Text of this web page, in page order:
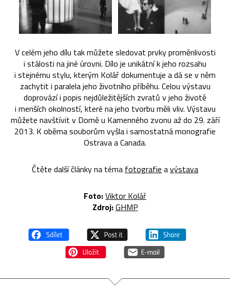
V celém jeho dílu tak můžete sledovat prvky proměnlivosti
i stálosti na jiné úrovni. Dílo je unikátní k jeho rozsahu
i stejnému stylu, kterým Kolář dokumentuje a dá se v něm
zachytit i paralela jeho životního příběhu. Celou výstavu
doprovází i popis nejdůležitějších zvratů v jeho životě
i menších okolností, které na jeho tvorbu měli vliv. Výstavu
můžete navštívit v Domě u Kamenného zvonu až do 29. září
2013. K oběma souborům vyšla i samostatná monografie
Ostrava a Canada.
Čtěte další články na téma fotografie avýstava
Foto:Viktor Kolář
Zdroj:GHMP